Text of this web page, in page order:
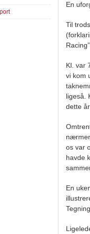
En
Til
Kl. var
vi kom
ligeså.
dette
os var
havde
En